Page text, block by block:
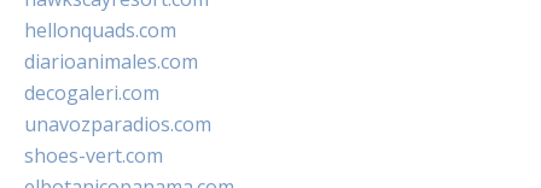
hellonquads.com
diarioanimales.com
decogaleri.com
unavozparadios.com
shoes-vert.com